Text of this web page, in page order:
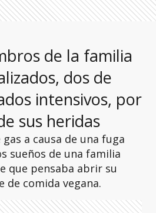
de la familia
dos de
intensivos, por
sus heridas
a causa de una fuga
sueños de una familia
que pensaba abrir su
comida vegana.